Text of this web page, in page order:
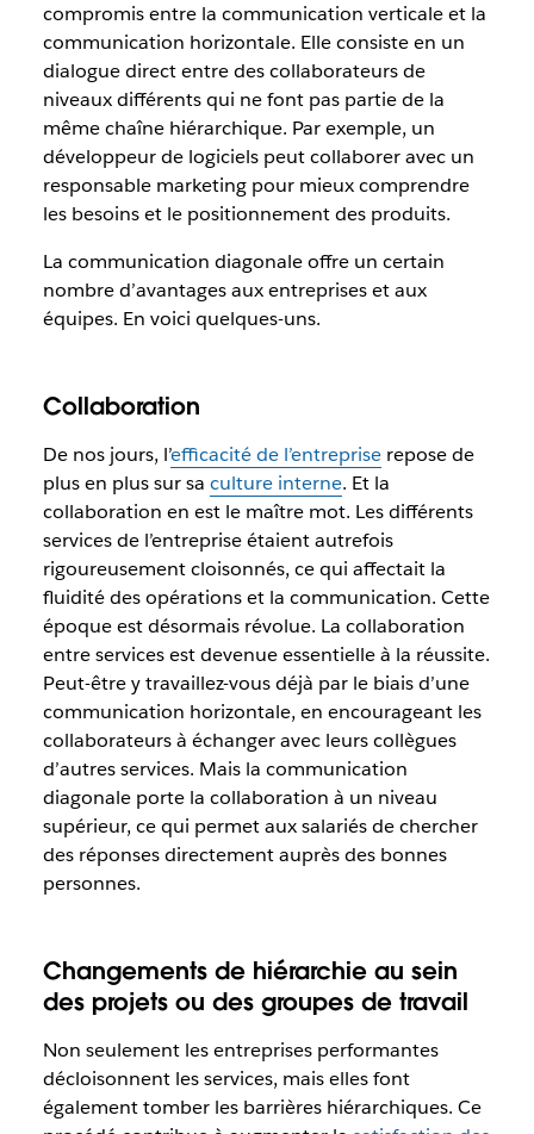
compromis entre la communication verticale et la
communication horizontale. Elle consiste en un
dialogue direct entre des collaborateurs de
niveaux différents qui ne font pas partie de la
même chaîne hiérarchique. Par exemple, un
développeur de logiciels peut collaborer avec un
responsable marketing pour mieux comprendre
les besoins et le positionnement des produits.
La communication diagonale offre un certain
nombre d’avantages aux entreprises et aux
équipes. En voici quelques-uns.
Collaboration
De nos jours, l’efficacité de l’entrepriserepose de
plus en plus sur sa culture interne. Et la
collaboration en est le maître mot. Les différents
services de l’entreprise étaient autrefois
rigoureusement cloisonnés, ce qui affectait la
fluidité des opérations et la communication. Cette
époque est désormais révolue. La collaboration
entre services est devenue essentielle à la réussite.
Peut-être y travaillez-vous déjà par le biais d’une
communication horizontale, en encourageant les
collaborateurs à échanger avec leurs collègues
d’autres services. Mais la communication
diagonale porte la collaboration à un niveau
supérieur, ce qui permet aux salariés de chercher
des réponses directement auprès des bonnes
personnes.
Changements de hiérarchie au sein
des projets ou des groupes de travail
Non seulement les entreprises performantes
décloisonnent les services, mais elles font
également tomber les barrières hiérarchiques. Ce